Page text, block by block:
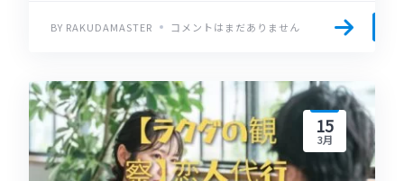
BY RAKUDAMASTER コメントはまだありません
15
3月